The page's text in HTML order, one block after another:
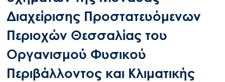
Διαχείρισης Προστατευόμενων
Περιοχών Θεσσαλίας του
Οργανισμού Φυσικού
Περιβάλλοντος και Κλιματικής